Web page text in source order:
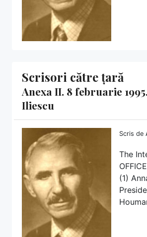
Scrisori către țară
Anexa II. 8 februarie
Iliescu
Scris de
The
(1)